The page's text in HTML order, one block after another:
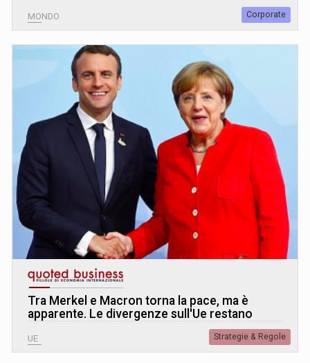
MONDO Corporate
Tra Merkel e Macron torna la pace, ma è
apparente. Le divergenze sull'Ue restano
UE Strategie & Regole